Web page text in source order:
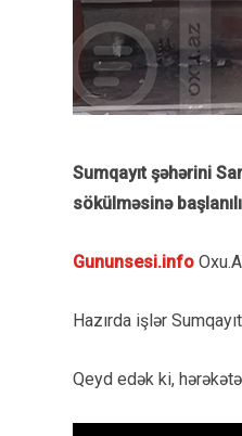
Sumqayıt şəhərini
sökülməsinə
Gununsesi.info
Hazırda işlər
Qeyd edək ki,